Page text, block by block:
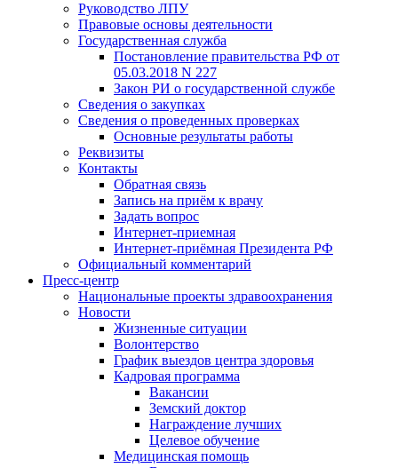
Руководство ЛПУ
Правовые основы деятельности
Государственная служба
Постановление правительства РФ от
05.03.2018 N 227
Закон РИ о государственной службе
Сведения о закупках
Сведения о проведенных проверках
Основные результаты работы
Реквизиты
Контакты
Обратная связь
Запись на приём к врачу
Задать вопрос
Интернет-приемная
Интернет-приёмная Президента РФ
Официальный комментарий
Пресс-центр
Национальные проекты здравоохранения
Новости
Жизненные ситуации
Волонтерство
График выездов центра здоровья
Кадровая программа
Вакансии
Земский доктор
Награждение лучших
Целевое обучение
Медицинская помощь